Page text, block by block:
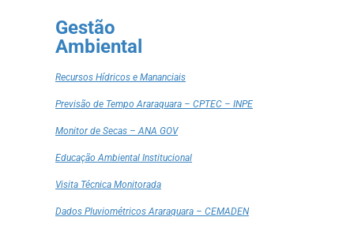
Gestão
Ambiental
Recursos Hídricos e Mananciais
Previsão de Tempo Araraquara – CPTEC – INPE
Monitor de Secas – ANA GOV
Educação Ambiental Institucional
Visita Técnica Monitorada
Dados Pluviométricos Araraquara – CEMADEN